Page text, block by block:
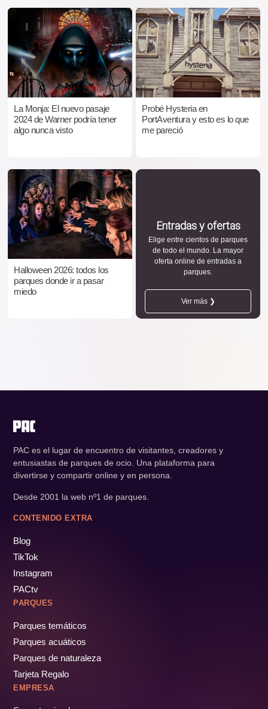
La Monja: El nuevo pasaje
2024 de Warner podría tener
algo nunca visto
Probé Hysteria en
PortAventura y esto es lo que
me pareció
Halloween 2026: todos los
parques donde ir a pasar
miedo
Entradas y ofertas
Elige entre cientos de parques
de todo el mundo. La mayor
oferta online de entradas a
parques.
Ver más ❯
PAC es el lugar de encuentro de visitantes, creadores y
entusiastas de parques de ocio. Una plataforma para
divertirse y compartir online y en persona.
Desde 2001 la web nº1 de parques.
CONTENIDO EXTRA
Blog
TikTok
Instagram
PACtv
PARQUES
Parques temáticos
Parques acuáticos
Parques de naturaleza
Tarjeta Regalo
EMPRESA